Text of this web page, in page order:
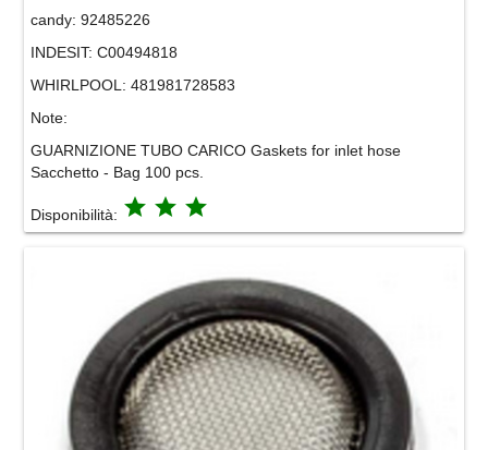
candy: 92485226
INDESIT: C00494818
WHIRLPOOL: 481981728583
Note:
GUARNIZIONE TUBO CARICO Gaskets for inlet hose
Sacchetto - Bag 100 pcs.
Disponibilità: grade grade grade